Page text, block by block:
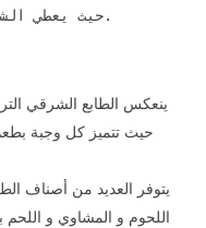
حيث يعطي الشعب القبرصي الأولوية لحسن التعامل.
ينعكس الطابع الشرقي
حيث تتميز كل وجبة
يتوفر العديد من أصناف
اللحوم و المشاوي و اللحم